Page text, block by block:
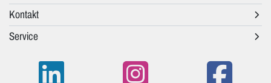
Kontakt
Service